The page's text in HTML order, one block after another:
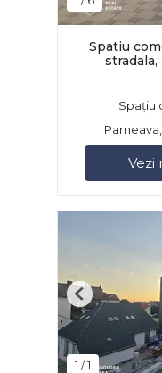
Spatiu
Spațiu
Vezi
1 /1
Previous